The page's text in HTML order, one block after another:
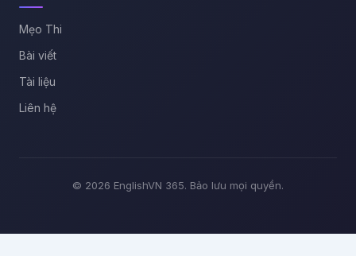
Mẹo Thi
Bài viết
Tài liệu
Liên hệ
© 2026 EnglishVN 365. Bảo lưu mọi quyền.